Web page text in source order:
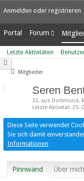
Anmelden oder registrieren
Portal Forum
Unerledigte Themen
Letzte
Letzte Aktivitäten
Mitglieder
Seren
32 aus Dortmund
Letzte Aktivität 25.
Diese Seite verwendet
Sie sich damit
Informationen
Pinnwand Über mich